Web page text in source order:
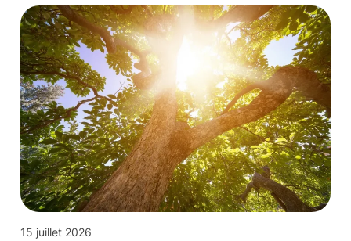
15 juillet 2026